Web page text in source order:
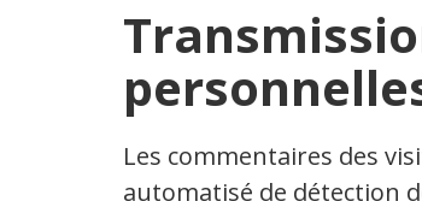
Les commentaires des
automatisé de détection